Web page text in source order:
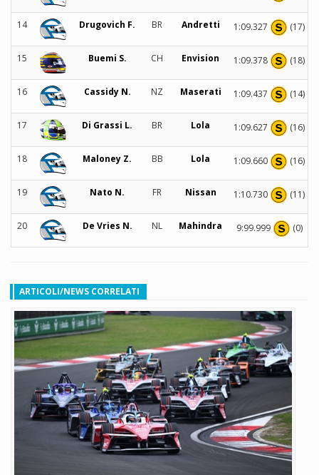
14 Drugovich F. BR Andretti 1:09.327 (17)
15 Buemi S. CH Envision 1:09.378 (18)
16 Cassidy N. NZ Maserati 1:09.437 (14)
17 Di Grassi L. BR Lola 1:09.627 (16)
18 Maloney Z. BB Lola 1:09.660 (16)
19 Nato N. FR Nissan 1:10.730 (11)
20 De Vries N. NL Mahindra 9:99.999 (0)
ARTICOLI/NEWS CORRELATI